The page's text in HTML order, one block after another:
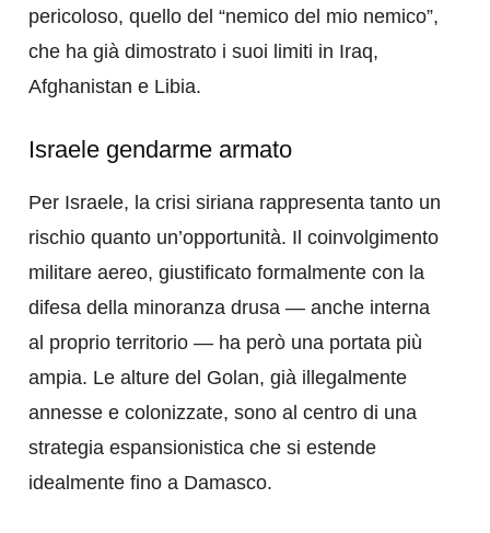
pericoloso, quello del “nemico del mio nemico”,
che ha già dimostrato i suoi limiti in Iraq,
Afghanistan e Libia.
Israele gendarme armato
Per Israele, la crisi siriana rappresenta tanto un
rischio quanto un’opportunità. Il coinvolgimento
militare aereo, giustificato formalmente con la
difesa della minoranza drusa — anche interna
al proprio territorio — ha però una portata più
ampia. Le alture del Golan, già illegalmente
annesse e colonizzate, sono al centro di una
strategia espansionistica che si estende
idealmente fino a Damasco.